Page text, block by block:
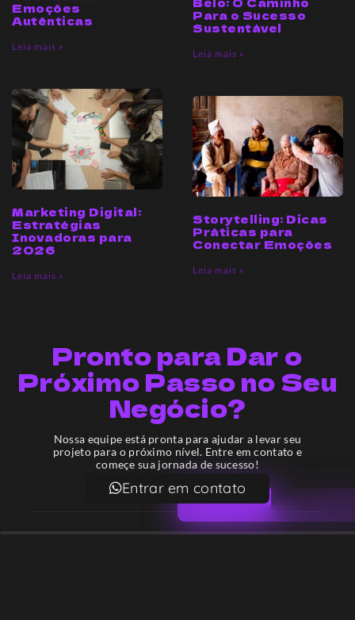
Emoções
Autênticas
Leia mais »
Para o Sucesso
Sustentável
Leia mais »
Marketing Digital:
Estratégias
Inovadoras para
2026
Leia mais »
Storytelling: Dicas
Práticas para
Conectar Emoções
Leia mais »
Pronto para Dar o
Próximo Passo no Seu
Negócio?
Nossa equipe está pronta para ajudar a levar seu
projeto para o próximo nível. Entre em contato e
começe sua jornada de sucesso!
Entrar em contato